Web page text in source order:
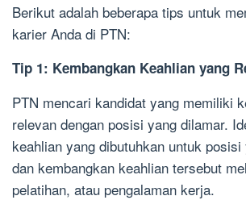
Berikut adalah beberapa tips untuk
karier Anda di PTN:
Tip 1: Kembangkan Keahlian yang
PTN mencari kandidat yang memiliki
relevan dengan posisi yang dilamar.
keahlian yang dibutuhkan untuk
dan kembangkan keahlian tersebut
pelatihan, atau pengalaman kerja.